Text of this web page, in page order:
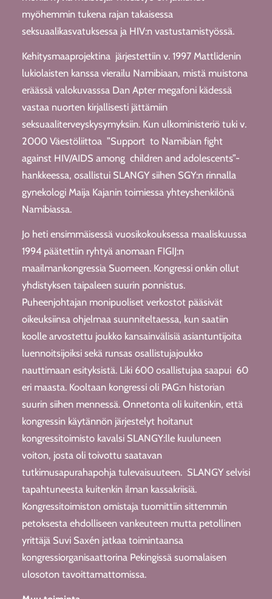
myöhemmin tukena rajan takaisessa
seksuaalikasvatuksessa ja HIV:n vastustamistyössä.
Kehitysmaaprojektina järjestettiin v. 1997 Mattlidenin
lukiolaisten kanssa vierailu Namibiaan, mistä muistona
eräässä valokuvasssa Dan Apter megafoni kädessä
vastaa nuorten kirjallisesti jättämiin
seksuaaliterveyskysymyksiin. Kun ulkoministeriö tuki v.
2000 Väestöliittoa ”Support to Namibian fight
against HIV/AIDS among children and adolescents”-
hankkeessa, osallistui SLANGY siihen SGY:n rinnalla
gynekologi Maija Kajanin toimiessa yhteyshenkilönä
Namibiassa.
Jo heti ensimmäisessä vuosikokouksessa maaliskuussa
1994 päätettiin ryhtyä anomaan FIGIJ:n
maailmankongressia Suomeen. Kongressi onkin ollut
yhdistyksen taipaleen suurin ponnistus.
Puheenjohtajan monipuoliset verkostot pääsivät
oikeuksiinsa ohjelmaa suunniteltaessa, kun saatiin
koolle arvostettu joukko kansainvälisiä asiantuntijoita
luennoitsijoiksi sekä runsas osallistujajoukko
nauttimaan esityksistä. Liki 600 osallistujaa saapui 60
eri maasta. Kooltaan kongressi oli PAG:n historian
suurin siihen mennessä. Onnetonta oli kuitenkin, että
kongressin käytännön järjestelyt hoitanut
kongressitoimisto kavalsi SLANGY:lle kuuluneen
voiton, josta oli toivottu saatavan
tutkimusapurahapohja tulevaisuuteen. SLANGY selvisi
tapahtuneesta kuitenkin ilman kassakriisiä.
Kongressitoimiston omistaja tuomittiin sittemmin
petoksesta ehdolliseen vankeuteen mutta petollinen
yrittäjä Suvi Saxén jatkaa toimintaansa
kongressiorganisaattorina Pekingissä suomalaisen
ulosoton tavoittamattomissa.